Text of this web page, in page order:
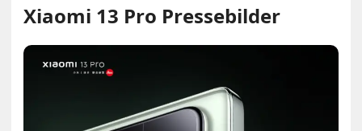
Xiaomi 13 Pro Pressebilder